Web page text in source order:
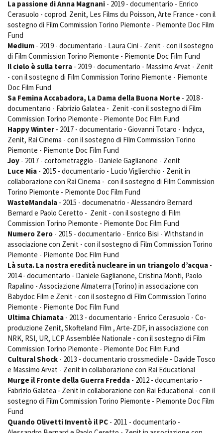
La passione di Anna Magnani - 2019 - documentario - Enrico
Cerasuolo - coprod. Zenit, Les Films du Poisson, Arte France - con il
sostegno di Film Commission Torino Piemonte - Piemonte Doc Film
Fund
Medium - 2019 - documentario - Laura Cini - Zenit - con il sostegno
di Film Commission Torino Piemonte - Piemonte Doc Film Fund
Il cielo è sulla terra - 2019 - documentario - Massimo Arvat - Zenit
- con il sostegno di Film Commission Torino Piemonte - Piemonte
Doc Film Fund
Sa Femina Accabadora, La Dama della Buona Morte - 2018 -
documentario - Fabrizio Galatea - Zenit -con il sostegno di Film
Commission Torino Piemonte - Piemonte Doc Film Fund
Happy Winter - 2017 - documentario - Giovanni Totaro - Indyca,
Zenit, Rai Cinema - con il sostegno di Film Commission Torino
Piemonte - Piemonte Doc Film Fund
Joy - 2017 - cortometraggio - Daniele Gaglianone - Zenit
Luce Mia - 2015 - documentario - Lucio Viglierchio - Zenit in
collaborazione con Rai Cinema - con il sostegno di Film Commission
Torino Piemonte - Piemonte Doc Film Fund
WasteMandala - 2015 - documenatrio - Alessandro Bernard
Bernard e Paolo Ceretto - Zenit - con il sostegno di Film
Commission Torino Piemonte - Piemonte Doc Film Fund
Numero Zero - 2015 - documentario - Enrico Bisi - Withstand in
associazione con Zenit - con il sostegno di Film Commission Torino
Piemonte - Piemonte Doc Film Fund
Là suta. La nostra eredità nucleare in un triangolo d’acqua -
2014 - documentario - Daniele Gaglianone, Cristina Monti, Paolo
Rapalino - Associazione Almaterra (Torino) in associazione con
Babydoc Film e Zenit - con il sostegno di Film Commission Torino
Piemonte - Piemonte Doc Film Fund
Ultima Chiamata - 2013 - documentario - Enrico Cerasuolo - Co-
produzione Zenit, Skofteland Film , Arte-ZDF, in associazione con
NRK, RSI, UR, LCP Assemblée Nationale - con il sostegno di Film
Commission Torino Piemonte - Piemonte Doc Film Fund
Cultural Shock - 2013 - documentario crossmediale - Davide Tosco
e Massimo Arvat - Zenit in collaborazione con Rai Educational
Murge il Fronte della Guerra Fredda - 2012 - documentario -
Fabrizio Galatea - Zenit in collaborazione con Rai Educational - con il
sostegno di Film Commission Torino Piemonte - Piemonte Doc Film
Fund
Quando Olivetti Inventò il PC - 2011 - documentario -